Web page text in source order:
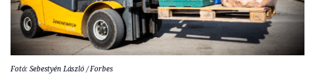
Fotó: Sebestyén László / Forbes